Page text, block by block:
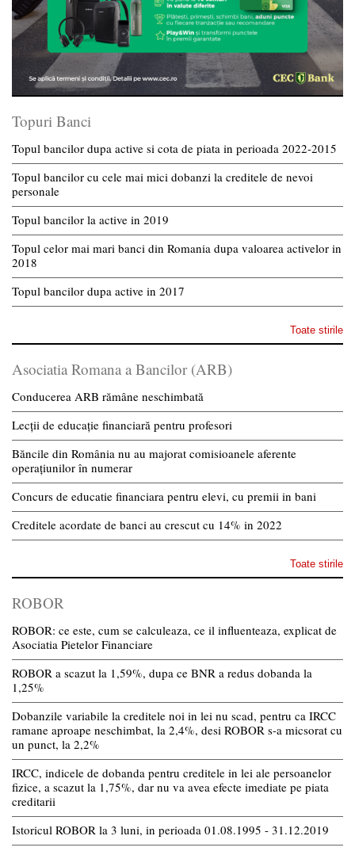
Topuri Banci
Topul bancilor dupa active si cota de piata in perioada 2022-2015
Topul bancilor cu cele mai mici dobanzi la creditele de nevoi
personale
Topul bancilor la active in 2019
Topul celor mai mari banci din Romania dupa valoarea activelor in
2018
Topul bancilor dupa active in 2017
Toate stirile
Asociatia Romana a Bancilor (ARB)
Conducerea ARB rămâne neschimbată
Lecții de educație financiară pentru profesori
Băncile din România nu au majorat comisioanele aferente
operațiunilor în numerar
Concurs de educatie financiara pentru elevi, cu premii in bani
Creditele acordate de banci au crescut cu 14% in 2022
Toate stirile
ROBOR
ROBOR: ce este, cum se calculeaza, ce il influenteaza, explicat de
Asociatia Pietelor Financiare
ROBOR a scazut la 1,59%, dupa ce BNR a redus dobanda la
1,25%
Dobanzile variabile la creditele noi in lei nu scad, pentru ca IRCC
ramane aproape neschimbat, la 2,4%, desi ROBOR s-a micsorat cu
un punct, la 2,2%
IRCC, indicele de dobanda pentru creditele in lei ale persoanelor
fizice, a scazut la 1,75%, dar nu va avea efecte imediate pe piata
creditarii
Istoricul ROBOR la 3 luni, in perioada 01.08.1995 - 31.12.2019